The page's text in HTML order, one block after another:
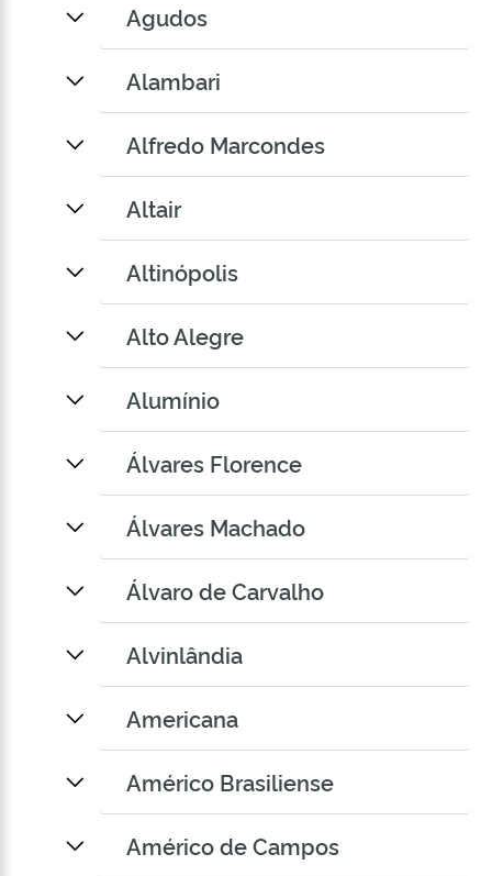
Agudos
Alambari
Alfredo Marcondes
Altair
Altinópolis
Alto Alegre
Alumínio
Álvares Florence
Álvares Machado
Álvaro de Carvalho
Alvinlândia
Americana
Américo Brasiliense
Américo de Campos